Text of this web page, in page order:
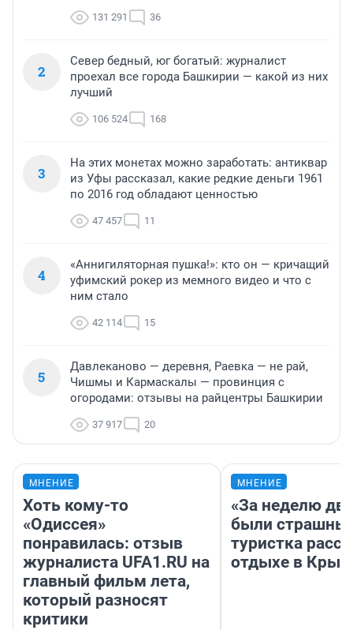
131 291 36
2
Север бедный, юг богатый: журналист
проехал все города Башкирии — какой из них
лучший
106 524 168
3
На этих монетах можно заработать: антиквар
из Уфы рассказал, какие редкие деньги 1961
по 2016 год обладают ценностью
47 457 11
4
«Аннигиляторная пушка!»: кто он — кричащий
уфимский рокер из мемного видео и что с
ним стало
42 114 15
5
Давлеканово — деревня, Раевка — не рай,
Чишмы и Кармаскалы — провинция с
огородами: отзывы на райцентры Башкирии
37 917 20
МНЕНИЕ
Хоть кому-то
«Одиссея»
понравилась: отзыв
журналиста UFA1.RU на
главный фильм лета,
который разносят
критики
МНЕНИЕ
«За неделю
были
туристка
отдыхе в